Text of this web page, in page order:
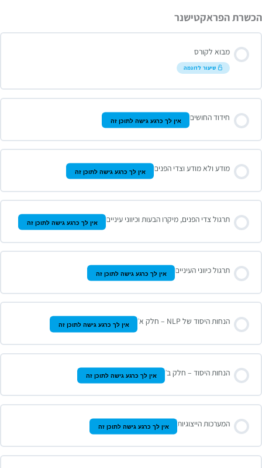
הכשרת הפראקטישנר
מבוא לקורס
שיעור לדוגמה
חידוד החושים אין לך כרגע גישה לתוכן זה
מודע ולא מודע וצדי הפנים אין לך כרגע גישה לתוכן זה
תרגול צדי הפנים, מיקרו הבעות וכיווני עיניים אין לך כרגע גישה לתוכן זה
תרגול כיווני העיניים אין לך כרגע גישה לתוכן זה
הנחות היסוד של NLP – חלק א’ אין לך כרגע גישה לתוכן זה
הנחות היסוד – חלק ב’ אין לך כרגע גישה לתוכן זה
המערכות הייצוגיות אין לך כרגע גישה לתוכן זה